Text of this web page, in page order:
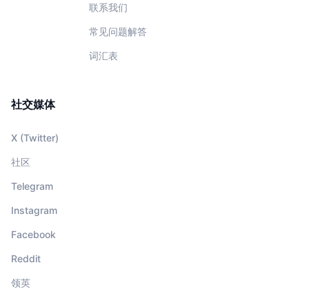
联系我们
常见问题解答
词汇表
社交媒体
X (Twitter)
社区
Telegram
Instagram
Facebook
Reddit
领英